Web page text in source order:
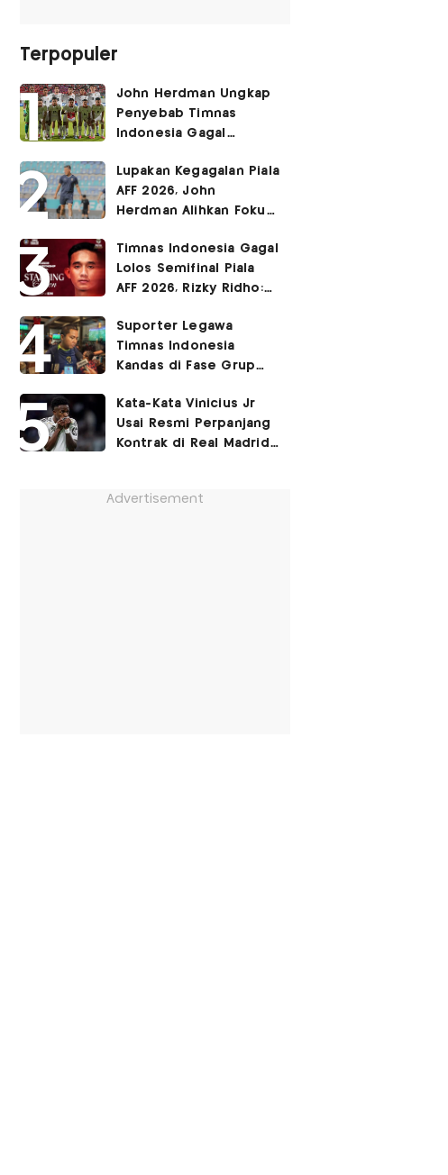
Terpopuler
John Herdman Ungkap
Penyebab Timnas
Indonesia Gagal
Piala AFF 2026
Lupakan Kegagalan Piala
AFF 2026, John
Herdman Alihkan Fokus
FIFA ASEAN Cup
Timnas Indonesia Gagal
Lolos Semifinal Piala
AFF 2026, Rizky Ridho:
Suporter Legawa
Timnas Indonesia
Kandas di Fase Grup
FIFA ASEAN Cup!
Kata-Kata Vinicius Jr
Usai Resmi Perpanjang
Kontrak di Real Madrid
Advertisement